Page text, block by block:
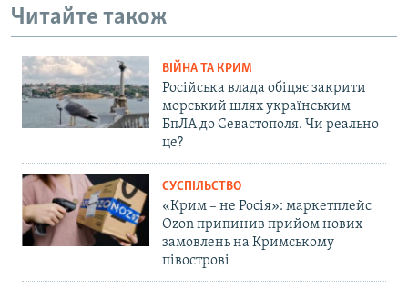
Читайте також
ВІЙНА ТА КРИМ
Російська влада обіцяє закрити
морський шлях українським
БпЛА до Севастополя. Чи реально
це?
СУСПІЛЬСТВО
«Крим – не Росія»: маркетплейс
Ozon припинив прийом нових
замовлень на Кримському
півострові